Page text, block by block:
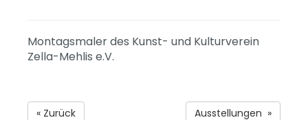
Montagsmaler des Kunst- und Kulturverein
Zella-Mehlis e.V.
« Zurück Ausstellungen »